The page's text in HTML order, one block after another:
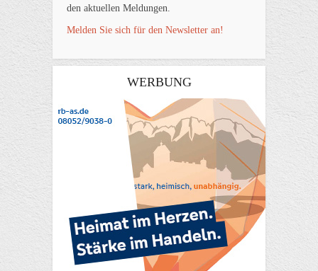
den aktuellen Meldungen.
Melden Sie sich für den Newsletter an!
WERBUNG